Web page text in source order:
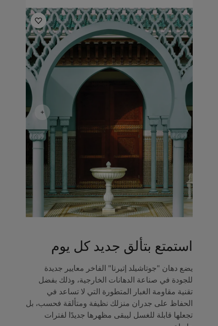
استمتع بتألق جديد كل يوم
يضع دهان "جوتاشيلد إتيرنا" الفاخر معايير جديدة
للجودة في صناعة الدهانات الخارجية، وذلك بفضل
تقنية مقاومة الغبار المتطورة التي لا تساعد في
الحفاظ على جدران منزلك نظيفة ومتألقة فحسب، بل
تجعلها قابلة للغسل ليبقى مظهرها جديدًا لفترات
مكانٍ ما